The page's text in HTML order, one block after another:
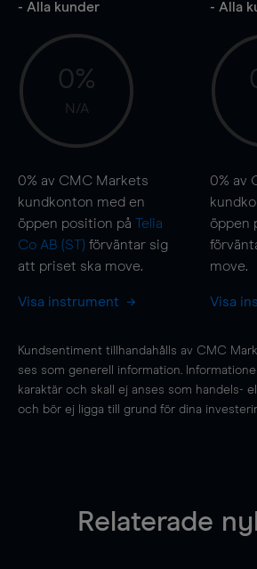
- Alla kunder
0%
N/A
0% av CMC Markets
kundkonton med en
öppen position på Telia
Co AB (ST) förväntar sig
att priset ska move.
Visa instrument
- Alla
0% av
öppen
move.
Visa
Kundsentiment tillhandahålls av CMC
ses som generell information.
karaktär och skall ej anses som handels-
och bör ej ligga till grund för dina
Relaterade